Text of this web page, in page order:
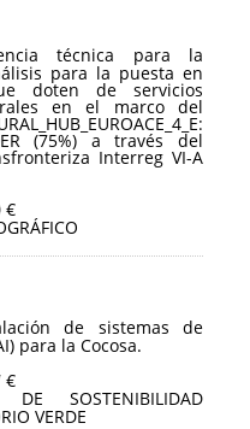
técnica para la
para la puesta en
doten de servicios
en el marco del
(75%) a través del
Interreg VI-A
€
de sistemas de
para la Cocosa.
€
DE SOSTENIBILIDAD
VERDE